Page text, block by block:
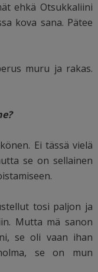
ehkä Otsukkaliini
kova sana. Pätee
muru ja rakas.
Ei tässä vielä
se on sellainen
tosi paljon ja
Mutta mä sanon
se oli vaan ihan
se on mun